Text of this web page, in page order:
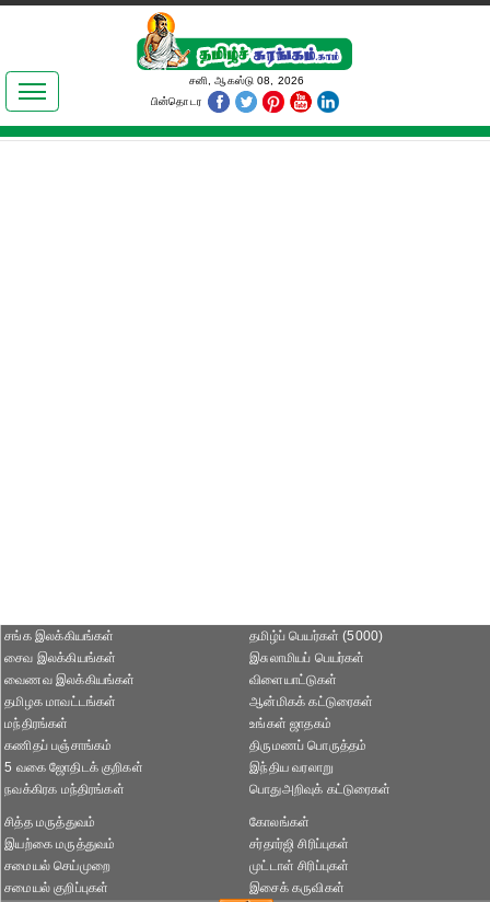
இலக்கியங்கள்
தமிழ் உலகம்
சனி, ஆகஸ்டு 08, 2026
பின்தொடர
சங்க இலக்கியங்கள்
சைவ இலக்கியங்கள்
வைணவ இலக்கியங்கள்
தமிழக மாவட்டங்கள்
தமிழ்ப் பெயர்கள் (5000)
இசுலாமியப் பெயர்கள்
விளையாட்டுகள்
ஆன்மிகக் கட்டுரைகள்
மந்திரங்கள்
கணிதப் பஞ்சாங்கம்
5 வகை ஜோதிடக் குறிகள்
நவக்கிரக மந்திரங்கள்
உங்கள் ஜாதகம்
திருமணப் பொருத்தம்
இந்திய வரலாறு
பொதுஅறிவுக் கட்டுரைகள்
சித்த மருத்துவம்
இயற்கை மருத்துவம்
சமையல் செய்முறை
சமையல் குறிப்புகள்
கோலங்கள்
சர்தார்ஜி சிரிப்புகள்
முட்டாள் சிரிப்புகள்
இசைக் கருவிகள்